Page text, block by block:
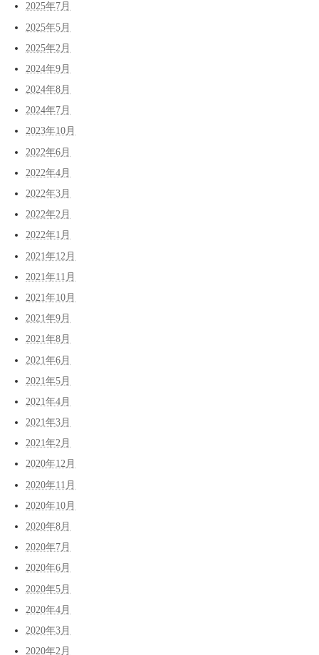
2025年7月
2025年5月
2025年2月
2024年9月
2024年8月
2024年7月
2023年10月
2022年6月
2022年4月
2022年3月
2022年2月
2022年1月
2021年12月
2021年11月
2021年10月
2021年9月
2021年8月
2021年6月
2021年5月
2021年4月
2021年3月
2021年2月
2020年12月
2020年11月
2020年10月
2020年8月
2020年7月
2020年6月
2020年5月
2020年4月
2020年3月
2020年2月